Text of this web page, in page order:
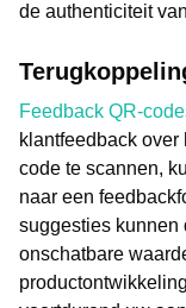
de authenticiteit
Feedback QR-
klantfeedback
code te scannen,
naar een
suggesties kunnen
onschatbare